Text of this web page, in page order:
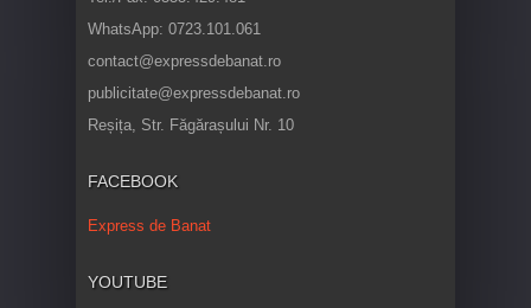
WhatsApp: 0723.101.061
contact@expressdebanat.ro
publicitate@expressdebanat.ro
Reșița, Str. Făgărașului Nr. 10
FACEBOOK
Express de Banat
YOUTUBE